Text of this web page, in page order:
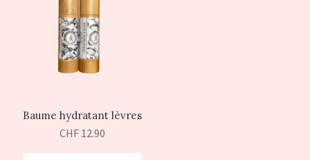
Baume hydratant lèvres
CHF 12.90